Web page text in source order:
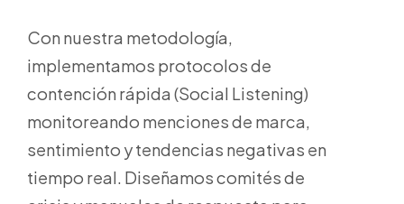
Con nuestra metodología,
implementamos protocolos de
contención rápida (Social Listening)
monitoreando menciones de marca,
sentimiento y tendencias negativas en
tiempo real. Diseñamos comités de